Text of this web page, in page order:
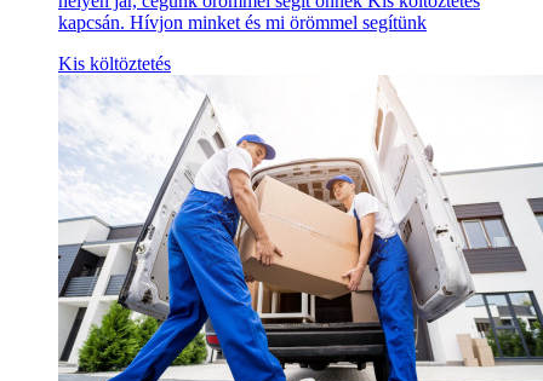
kapcsán. Hívjon minket és mi örömmel segítünk
Kis költöztetés